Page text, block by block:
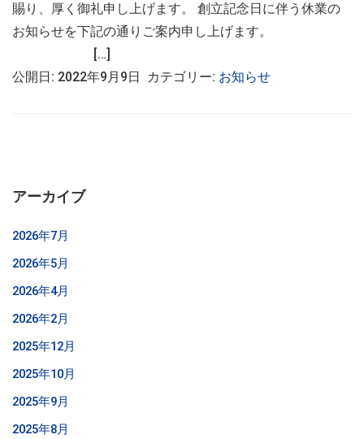
賜り、厚く御礼申し上げます。 創立記念日に伴う休業の
お知らせを下記の通りご案内申し上げます。
[…]
公開日: 2022年9月9日 カテゴリー: お知らせ
アーカイブ
2026年7月
2026年5月
2026年4月
2026年2月
2025年12月
2025年10月
2025年9月
2025年8月